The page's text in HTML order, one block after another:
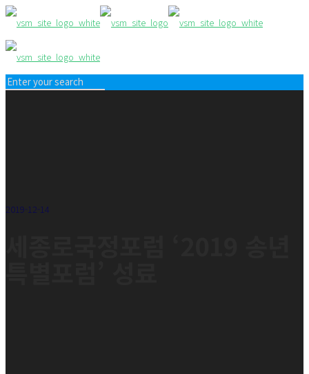
2019-12-14